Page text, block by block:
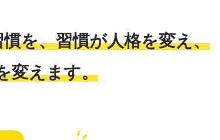
を、習慣が人格を変え、
変えます。